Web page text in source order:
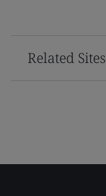
Related Sites